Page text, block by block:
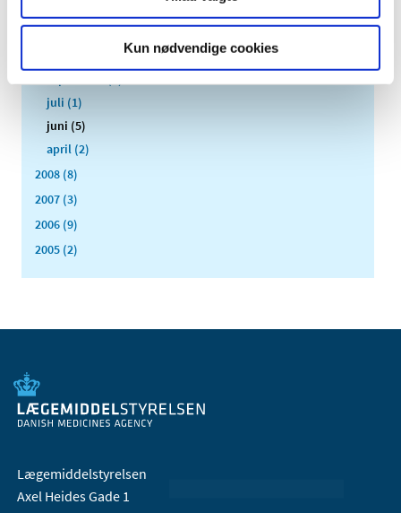
Kun nødvendige cookies
november (1)
juli (1)
juni (5)
april (2)
2008 (8)
2007 (3)
2006 (9)
2005 (2)
Lægemiddelstyrelsen
Axel Heides Gade 1